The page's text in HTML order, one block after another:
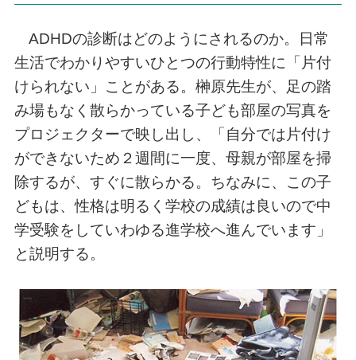
ADHDの診断はどのようにされるのか。日常
生活でわかりやすいひとつの行動特性に「片付
けられない」ことがある。榊原先生が、足の踏
み場もなく散らかっている子ども部屋の写真を
プロジェクターで映し出し、「自分では片付け
ができないため２週間に一度、母親が部屋を掃
除するが、すぐに散らかる。ちなみに、この子
どもは、性格は明るく学校の成績は良いので中
学受験をしていわゆる進学校へ進んでいます」
と説明する。